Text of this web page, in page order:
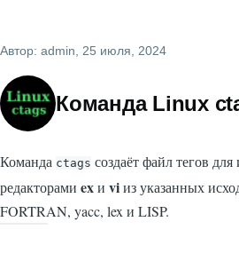
Автор: admin , 25 июля, 2024
Команда Linux
Команда ctags создаёт файл тегов
редакторами exи viиз указанных
FORTRAN, yacc, lex и LISP.